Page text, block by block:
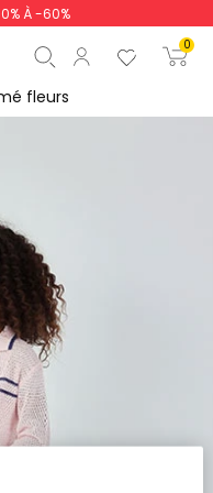
À -60%
0
Commencer la
fleurs